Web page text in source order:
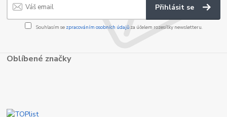
Přihlásit se
Souhlasím se zpracováním osobních údajůza účelem rozesílky newsletteru.
Oblíbené značky